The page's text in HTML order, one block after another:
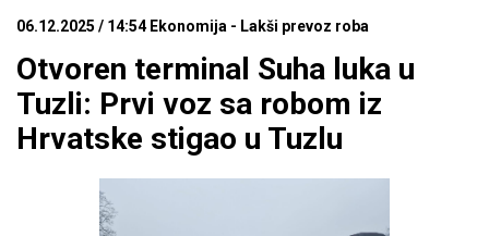
06.12.2025 / 14:54 Ekonomija - Lakši prevoz roba
Otvoren terminal Suha luka u
Tuzli: Prvi voz sa robom iz
Hrvatske stigao u Tuzlu